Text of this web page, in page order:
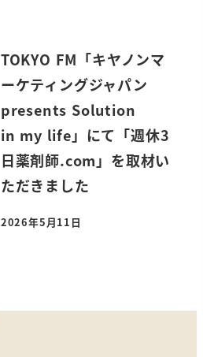
TOKYO FM「キヤノンマ
ーケティングジャパン
presents Solution
in my life」にて「週休3
日薬剤師.com」を取材い
ただきました
投稿日
2026年5月11日